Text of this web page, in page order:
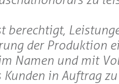
berechtigt,
der Produktion
Namen und mit
Kunden in Auftrag